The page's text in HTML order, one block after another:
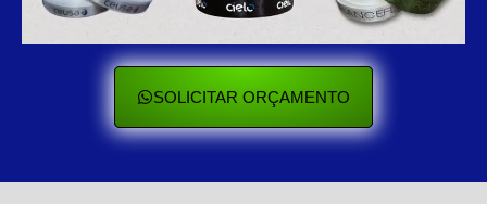
SOLICITAR ORÇAMENTO